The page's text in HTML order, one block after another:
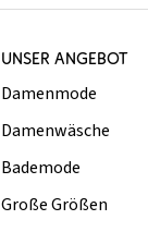
UNSER ANGEBOT
Damenmode
Damenwäsche
Bademode
Große Größen